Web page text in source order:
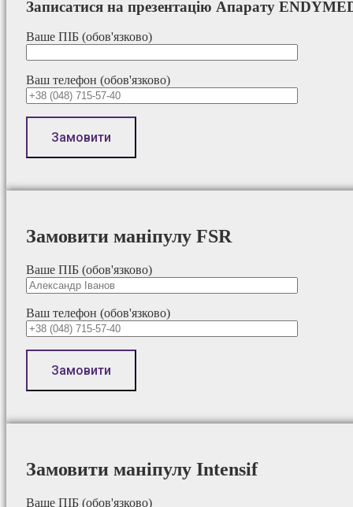
Записатися на презентацію Апарату
Ваше ПІБ (обов'язково)
Ваш телефон (обов'язково)
Замовити маніпулу FSR
Ваше ПІБ (обов'язково)
Ваш телефон (обов'язково)
Замовити маніпулу Intensif
Ваше ПІБ (обов'язково)